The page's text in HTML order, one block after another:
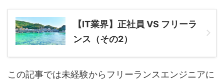
【IT業界】正社員 VS フリーラ
ンス（その2）
この記事では未経験からフリーランスエンジニアに